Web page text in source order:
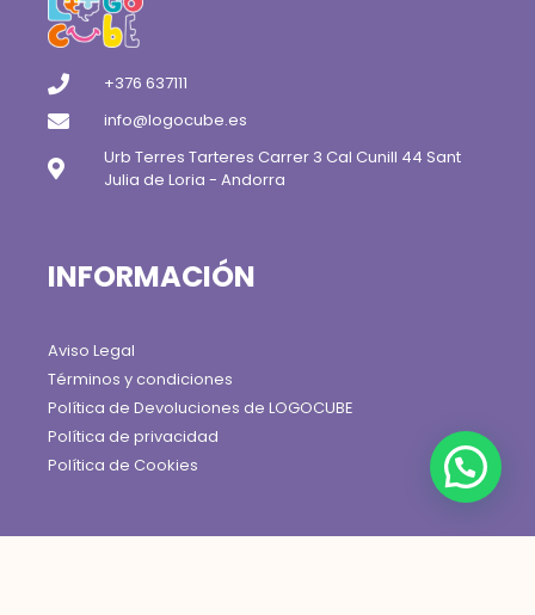
+376 637111
info@logocube.es
Urb Terres Tarteres Carrer 3 Cal Cunill 44 Sant
Julia de Loria - Andorra
INFORMACIÓN
Aviso Legal
Términos y condiciones
Política de Devoluciones de LOGOCUBE
Política de privacidad
Política de Cookies